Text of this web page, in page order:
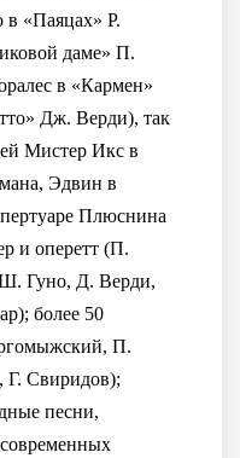
«Паяцах» Р.
даме» П.
в «Кармен»
Дж. Верди), так
Мистер Икс в
Эдвин в
Плюснина
и оперетт (П.
Гуно, Д. Верди,
более 50
П.
Г. Свиридов);
песни,
современных